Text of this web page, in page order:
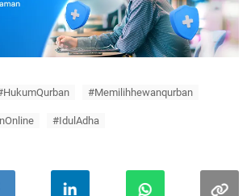
#Memilihhewanqurban
#IdulAdha